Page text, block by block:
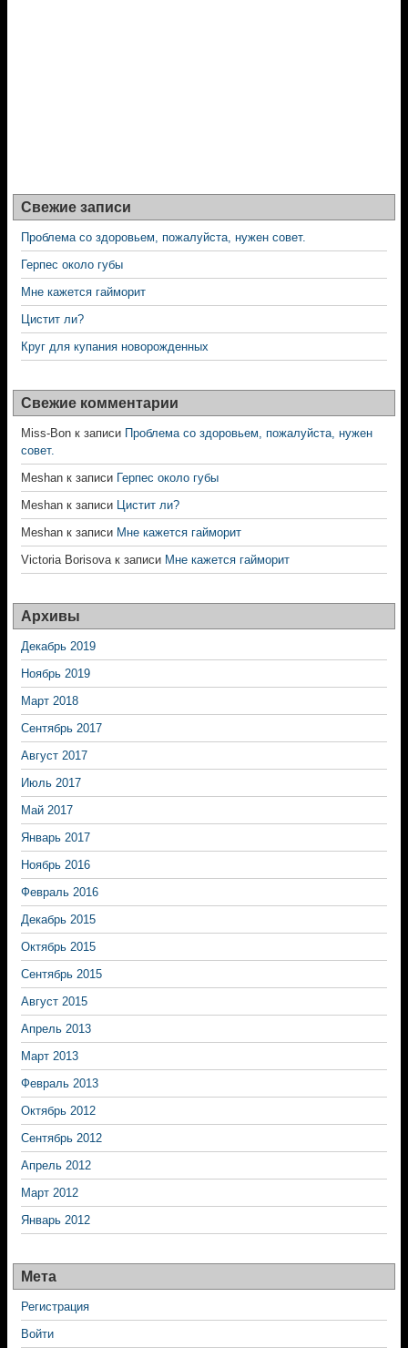
Свежие записи
Проблема со здоровьем, пожалуйста, нужен совет.
Герпес около губы
Мне кажется гайморит
Цистит ли?
Круг для купания новорожденных
Свежие комментарии
Miss-Bon к записи Проблема со здоровьем, пожалуйста, нужен
совет.
Meshan к записи Герпес около губы
Meshan к записи Цистит ли?
Meshan к записи Мне кажется гайморит
Victoria Borisovaк записи Мне кажется гайморит
Архивы
Декабрь 2019
Ноябрь 2019
Март 2018
Сентябрь 2017
Август 2017
Июль 2017
Май 2017
Январь 2017
Ноябрь 2016
Февраль 2016
Декабрь 2015
Октябрь 2015
Сентябрь 2015
Август 2015
Апрель 2013
Март 2013
Февраль 2013
Октябрь 2012
Сентябрь 2012
Апрель 2012
Март 2012
Январь 2012
Мета
Регистрация
Войти